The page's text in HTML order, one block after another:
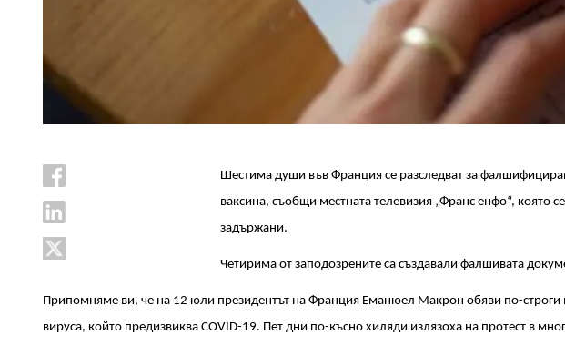
Шестима души във Франция се разследват за
ваксина, съобщи местната телевизия „Франс енфо“, която
задържани.
Четирима от заподозрените са създавали фалшивата
Припомняме ви, че на 12 юли президентът на Франция Еманюел Макрон обяви по-строги
вирусa, който предизвиква COVID-19. Пет дни по-късно хиляди излязоха на протест в